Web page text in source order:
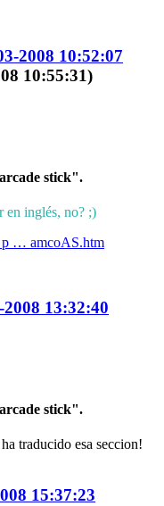
2008 10:52:07
10:55:31)
stick".
en inglés, no? ;)
… amcoAS.htm
2008 13:32:40
stick".
traducido esa seccion!
15:37:23